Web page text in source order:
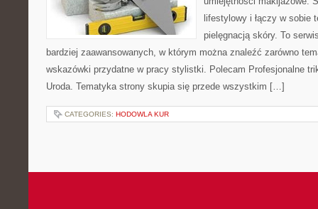
lifestylowy i łączy w sobie
pielęgnacją skóry. To
bardziej zaawansowanych, w którym można znaleźć zarówno
wskazówki przydatne w pracy stylistki. Polecam Profesjonalne
Uroda. Tematyka strony skupia się przede wszystkim […]
CATEGORIES: HODOWLA KUR